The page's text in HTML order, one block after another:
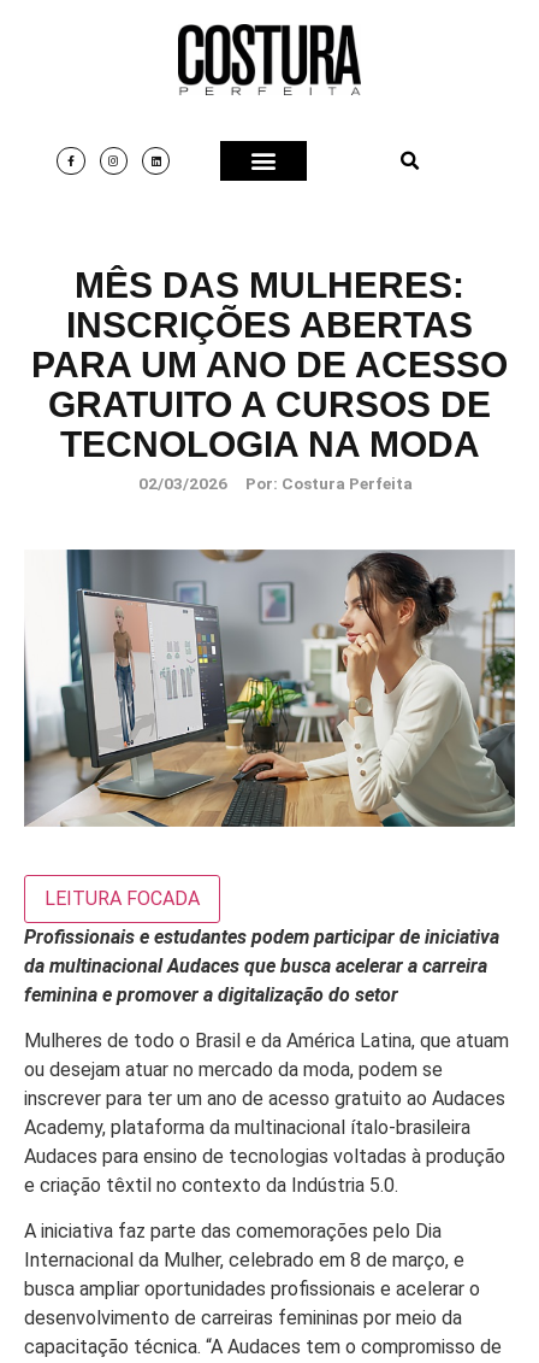
MÊS DAS MULHERES:
INSCRIÇÕES ABERTAS
PARA UM ANO DE ACESSO
GRATUITO A CURSOS DE
TECNOLOGIA NA MODA
02/03/2026 Por: Costura Perfeita
LEITURA FOCADA
Profissionais e estudantes podem participar de iniciativa
da multinacional Audaces que busca acelerar a carreira
feminina e promover a digitalização do setor
Mulheres de todo o Brasil e da América Latina, que atuam
ou desejam atuar no mercado da moda, podem se
inscrever para ter um ano de acesso gratuito ao Audaces
Academy, plataforma da multinacional ítalo-brasileira
Audaces para ensino de tecnologias voltadas à produção
e criação têxtil no contexto da Indústria 5.0.
A iniciativa faz parte das comemorações pelo Dia
Internacional da Mulher, celebrado em 8 de março, e
busca ampliar oportunidades profissionais e acelerar o
desenvolvimento de carreiras femininas por meio da
capacitação técnica. “A Audaces tem o compromisso de